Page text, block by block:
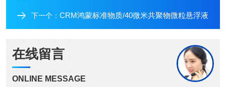
下一个： CRM鸿蒙标准物质/40微米共聚物微粒悬浮液
在线留言
ONLINE MESSAGE